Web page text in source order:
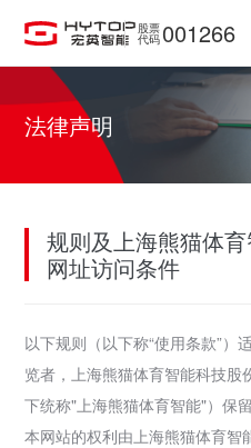
股票
代码 001266
法律声明
规则及上海熊猫体
网址访问条件
以下规则（以下称“使用条款”）
览者，上海熊猫体育智能科技股
下统称"上海熊猫体育智能"）保
本网站的权利由上海熊猫体育智